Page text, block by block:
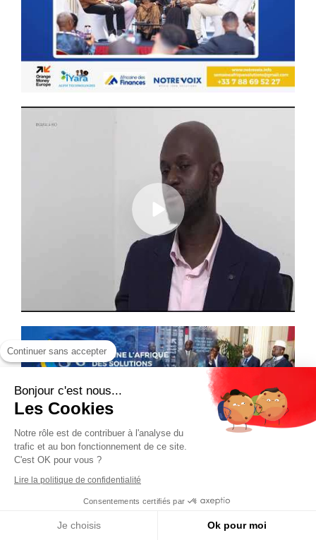
Continuer sans accepter
Bonjour c'est nous...
Les Cookies
Notre rôle est de contribuer à l'analyse du
trafic et au bon fonctionnement de ce site.
C'est OK pour vous ?
Lire la politique de confidentialité
Consentements certifiés par
Je choisis Ok pour moi